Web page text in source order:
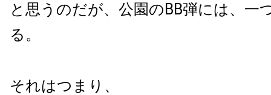
と思うのだが、公園のBB弾には、一
る。
それはつまり、